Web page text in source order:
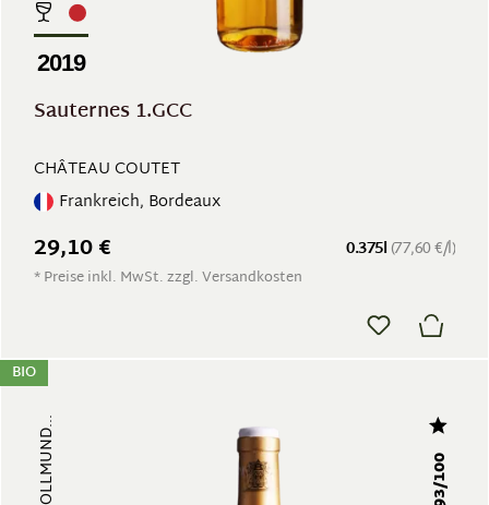
2019
Sauternes 1.GCC
CHÂTEAU COUTET
Frankreich, Bordeaux
0.375l (77,60 €/l)
29,10 €
* Preise inkl. MwSt. zzgl. Versandkosten
BIO
93/100